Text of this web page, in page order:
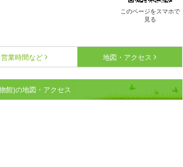
このページをスマホで
見る
営業時間など 地図・アクセス
館)の地図・アクセス